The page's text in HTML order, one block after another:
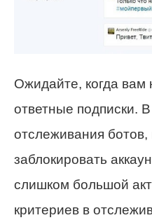
Ожидайте, когда вам
ответные подписки.
отслеживания
заблокировать
слишком большой
критериев в